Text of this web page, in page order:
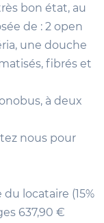
bon état, au
de : 2 open
une douche
fibrés et
à deux
nous pour
locataire (15%
637,90 €